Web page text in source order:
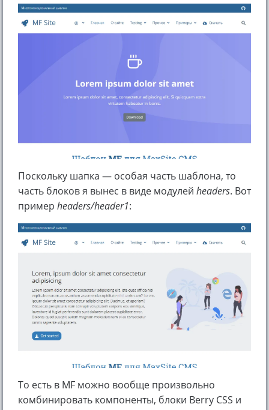
Поскольку шапка — особая часть шаблона, то
часть блоков я вынес в виде модулей headers. Вот
пример headers/header1:
То есть в MF можно вообще произвольно
комбинировать компоненты, блоки Berry CSS и